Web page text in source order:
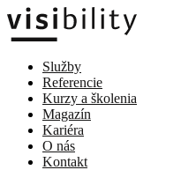
Služby
Referencie
Kurzy a školenia
Magazín
Kariéra
O nás
Kontakt